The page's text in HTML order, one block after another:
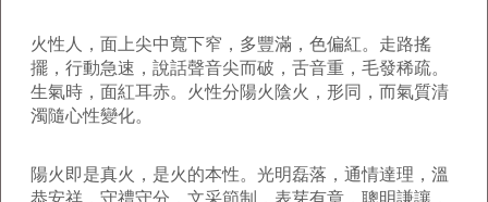
火性人，面上尖中寬下窄，多豐滿，色偏紅。走路搖
擺，行動急速，說話聲音尖而破，舌音重，毛發稀疏。
生氣時，面紅耳赤。火性分陽火陰火，形同，而氣質清
濁隨心性變化。
陽火即是真火，是火的本性。光明磊落，通情達理，溫
恭安祥，守禮守分，文采節制，表芽有章，聰明謙讓，